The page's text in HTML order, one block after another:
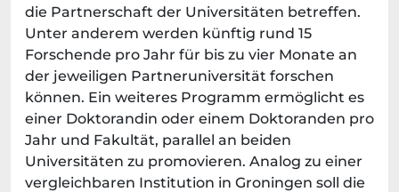
die Partnerschaft der Universitäten betreffen.
Unter anderem werden künftig rund 15
Forschende pro Jahr für bis zu vier Monate an
der jeweiligen Partneruniversität forschen
können. Ein weiteres Programm ermöglicht es
einer Doktorandin oder einem Doktoranden pro
Jahr und Fakultät, parallel an beiden
Universitäten zu promovieren. Analog zu einer
vergleichbaren Institution in Groningen soll die